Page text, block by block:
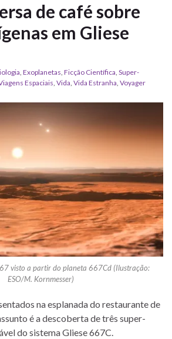
de café sobre
em Gliese
, Exoplanetas, Ficção Científica, Super-
Espaciais, Vida, Vida Estranha, Voyager
visto a par­tir do pla­neta 667Cd (Ilustração:
ESO/M. Kornmesser)
na es­pla­nada do res­tau­rante de
é a des­co­berta de três super-
do sis­tema Gliese 667C.